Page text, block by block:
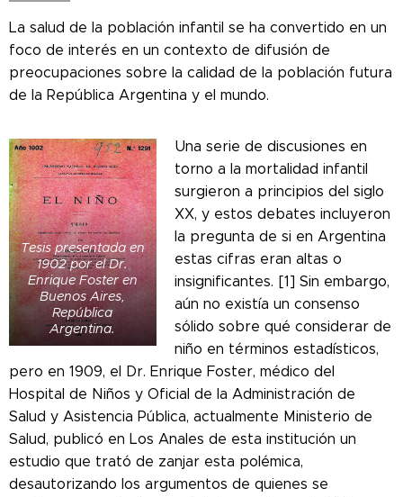
La salud de la población infantil se ha convertido en un
foco de interés en un contexto de difusión de
preocupaciones sobre la calidad de la población futura
de la República Argentina y el mundo.
Tesis presentada en
1902 por el Dr.
Enrique Foster en
Buenos Aires,
República
Argentina.
Una serie de discusiones en
torno a la mortalidad infantil
surgieron a principios del siglo
XX, y estos debates incluyeron
la pregunta de si en Argentina
estas cifras eran altas o
insignificantes. [1] Sin embargo,
aún no existía un consenso
sólido sobre qué considerar de
niño en términos estadísticos,
pero en 1909, el Dr. Enrique Foster, médico del
Hospital de Niños y Oficial de la Administración de
Salud y Asistencia Pública, actualmente Ministerio de
Salud, publicó en Los Anales de esta institución un
estudio que trató de zanjar esta polémica,
desautorizando los argumentos de quienes se